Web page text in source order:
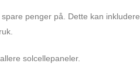
penger på. Dette kan inkludere
solcellepaneler.